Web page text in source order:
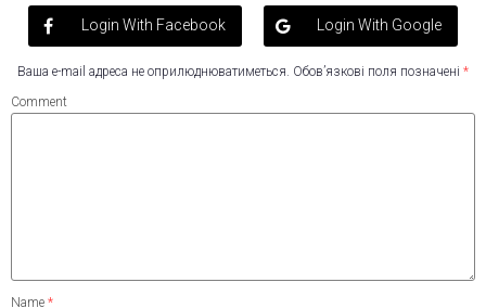
Login With Facebook Login With Google
Ваша e-mail адреса не оприлюднюватиметься. Обов’язкові поля позначені *
Comment
Name *